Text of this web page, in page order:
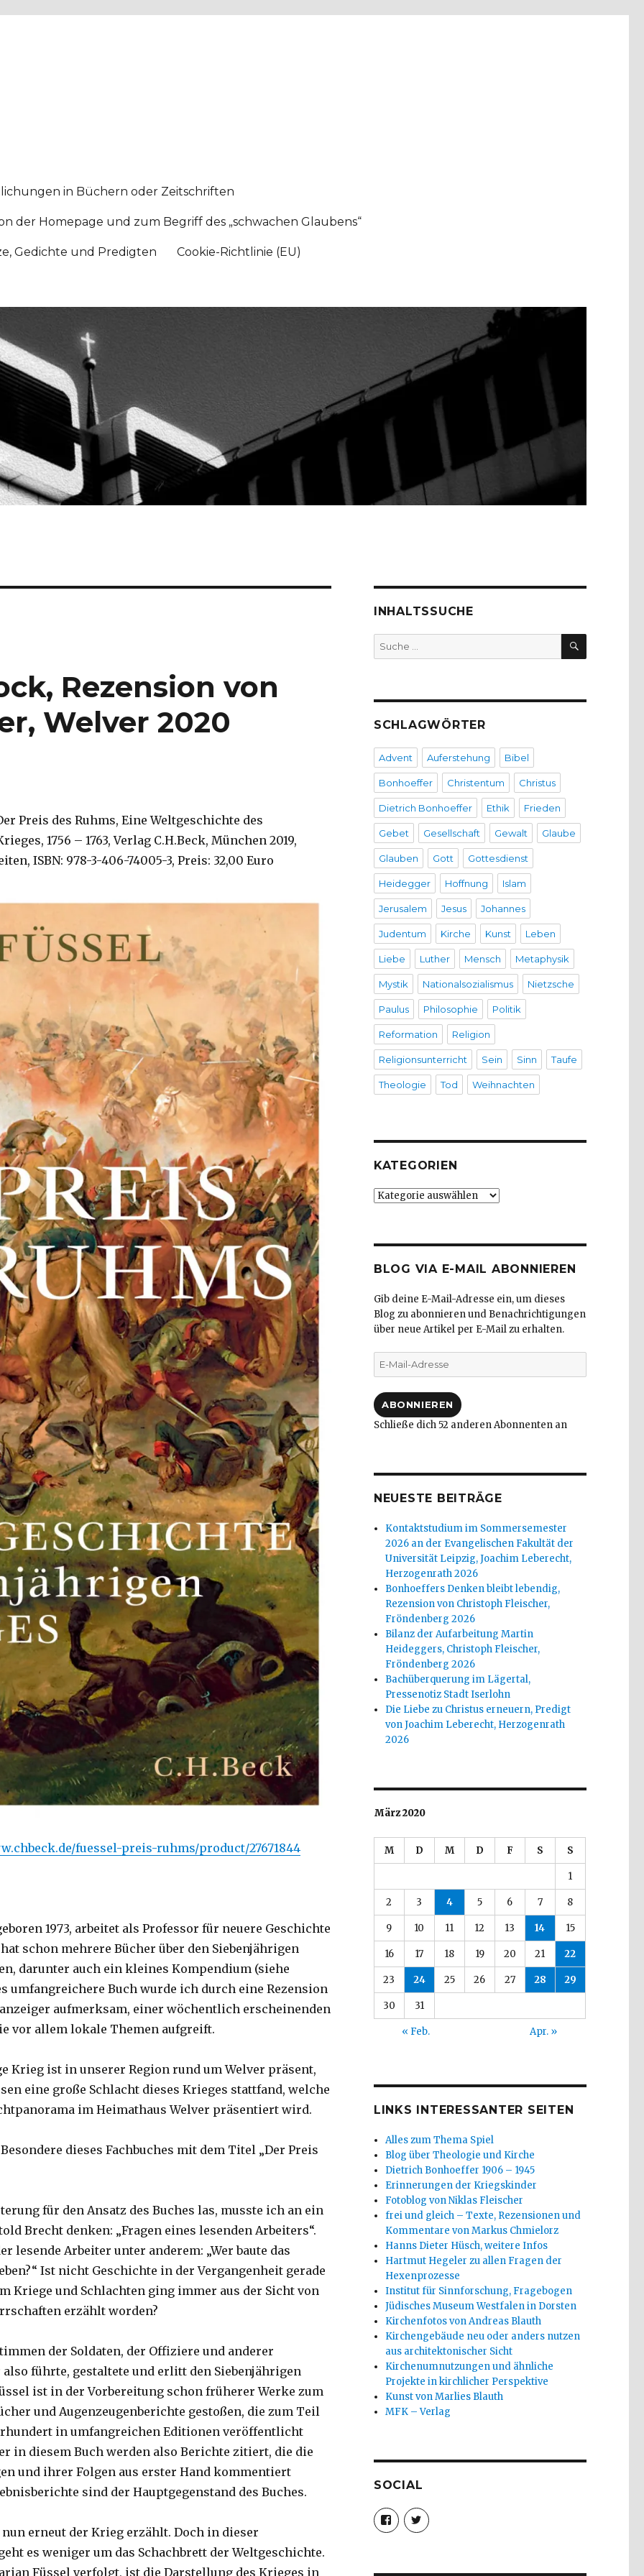
in Büchern oder Zeitschriften
der Homepage und zum Begriff des „schwachen Glaubens“
Gedichte und Predigten Cookie-Richtlinie (EU)
Rezension von
Welver 2020
Preis des Ruhms, Eine Weltgeschichte des
1756 – 1763, Verlag C.H.Beck, München 2019,
ISBN: 978-3-406-74005-3, Preis: 32,00 Euro
fuessel-preis-ruhms/product/27671844
1973, arbeitet als Professor für neuere Geschichte
schon mehrere Bücher über den Siebenjährigen
darunter auch ein kleines Kompendium (siehe
umfangreichere Buch wurde ich durch eine Rezension
aufmerksam, einer wöchentlich erscheinenden
vor allem lokale Themen aufgreift.
Krieg ist in unserer Region rund um Welver präsent,
eine große Schlacht dieses Krieges stattfand, welche
im Heimathaus Welver präsentiert wird.
dieses Fachbuches mit dem Titel „Der Preis
für den Ansatz des Buches las, musste ich an ein
Brecht denken: „Fragen eines lesenden Arbeiters“.
lesende Arbeiter unter anderem: „Wer baute das
Ist nicht Geschichte in der Vergangenheit gerade
Kriege und Schlachten ging immer aus der Sicht von
erzählt worden?
der Soldaten, der Offiziere und anderer
also führte, gestaltete und erlitt den Siebenjährigen
ist in der Vorbereitung schon früherer Werke zum
und Augenzeugenberichte gestoßen, die zum Teil
in umfangreichen Editionen veröffentlicht
in diesem Buch werden also Berichte zitiert, die die
und ihrer Folgen aus erster Hand kommentiert
sind der Hauptgegenstand des Buches.
erneut der Krieg erzählt. Doch in dieser
es weniger um das Schachbrett der Weltgeschichte.
Füssel verfolgt, ist die Darstellung des Krieges in
INHALTSSUCHE
Suche
nach:
SUCHEN
SCHLAGWÖRTER
Advent Auferstehung Bibel
Bonhoeffer Christentum Christus
Dietrich Bonhoeffer Ethik Frieden
Gebet Gesellschaft Gewalt Glaube
Glauben Gott Gottesdienst
Heidegger Hoffnung Islam
Jerusalem Jesus Johannes
Judentum Kirche Kunst Leben
Liebe Luther Mensch Metaphysik
Mystik Nationalsozialismus Nietzsche
Paulus Philosophie Politik
Reformation Religion
Religionsunterricht Sein Sinn Taufe
Theologie Tod Weihnachten
KATEGORIEN
Kategorien
BLOG VIA E-MAIL ABONNIEREN
Gib deine E-Mail-Adresse ein, um dieses
Blog zu abonnieren und Benachrichtigungen
über neue Artikel per E-Mail zu erhalten.
E-
Mail-
ABONNIEREN
Schließe dich 52 anderen Abonnenten an
NEUESTE BEITRÄGE
Kontaktstudium im Sommersemester
2026 an der Evangelischen Fakultät der
Universität Leipzig, Joachim Leberecht,
Herzogenrath 2026
Bonhoeffers Denken bleibt lebendig,
Rezension von Christoph Fleischer,
Fröndenberg 2026
Bilanz der Aufarbeitung Martin
Heideggers, Christoph Fleischer,
Fröndenberg 2026
Bachüberquerung im Lägertal,
Pressenotiz Stadt Iserlohn
Die Liebe zu Christus erneuern, Predigt
von Joachim Leberecht, Herzogenrath
2026
März 2020
M D M D F S S
1
2 3 4 5 6 7 8
9 10 11 12 13 14 15
16 17 18 19 20 21 22
23 24 25 26 27 28 29
30 31
« Feb. Apr. »
LINKS INTERESSANTER SEITEN
Alles zum Thema Spiel
Blog über Theologie und Kirche
Dietrich Bonhoeffer 1906 – 1945
Erinnerungen der Kriegskinder
Fotoblog von Niklas Fleischer
frei und gleich – Texte, Rezensionen und
Kommentare von Markus Chmielorz
Hanns Dieter Hüsch, weitere Infos
Hartmut Hegeler zu allen Fragen der
Hexenprozesse
Institut für Sinnforschung, Fragebogen
Jüdisches Museum Westfalen in Dorsten
Kirchenfotos von Andreas Blauth
Kirchengebäude neu oder anders nutzen
aus architektonischer Sicht
Kirchenumnutzungen und ähnliche
Projekte in kirchlicher Perspektive
Kunst von Marlies Blauth
MFK – Verlag
SOCIAL
Profil
von
christoph.fleischer1
anzeigen
Profil
von
anzeigen